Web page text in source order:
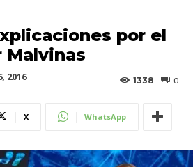
por el
Malvinas
2016 0
1338
X WhatsApp